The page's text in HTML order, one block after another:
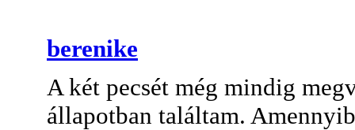
berenike
A két pecsét még mindig
állapotban találtam.